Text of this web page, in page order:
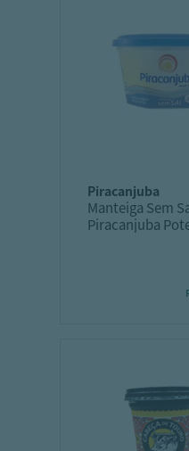
piracanjuba
Manteiga Sem
Piracanjuba